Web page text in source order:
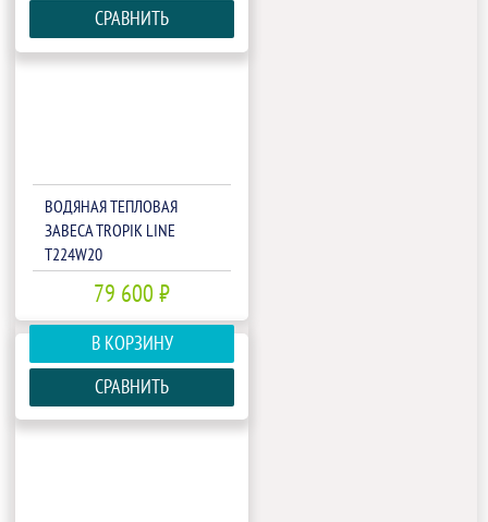
СРАВНИТЬ
ВОДЯНАЯ ТЕПЛОВАЯ
ЗАВЕСА TROPIK LINE
T224W20
79 600 ₽
В КОРЗИНУ
СРАВНИТЬ